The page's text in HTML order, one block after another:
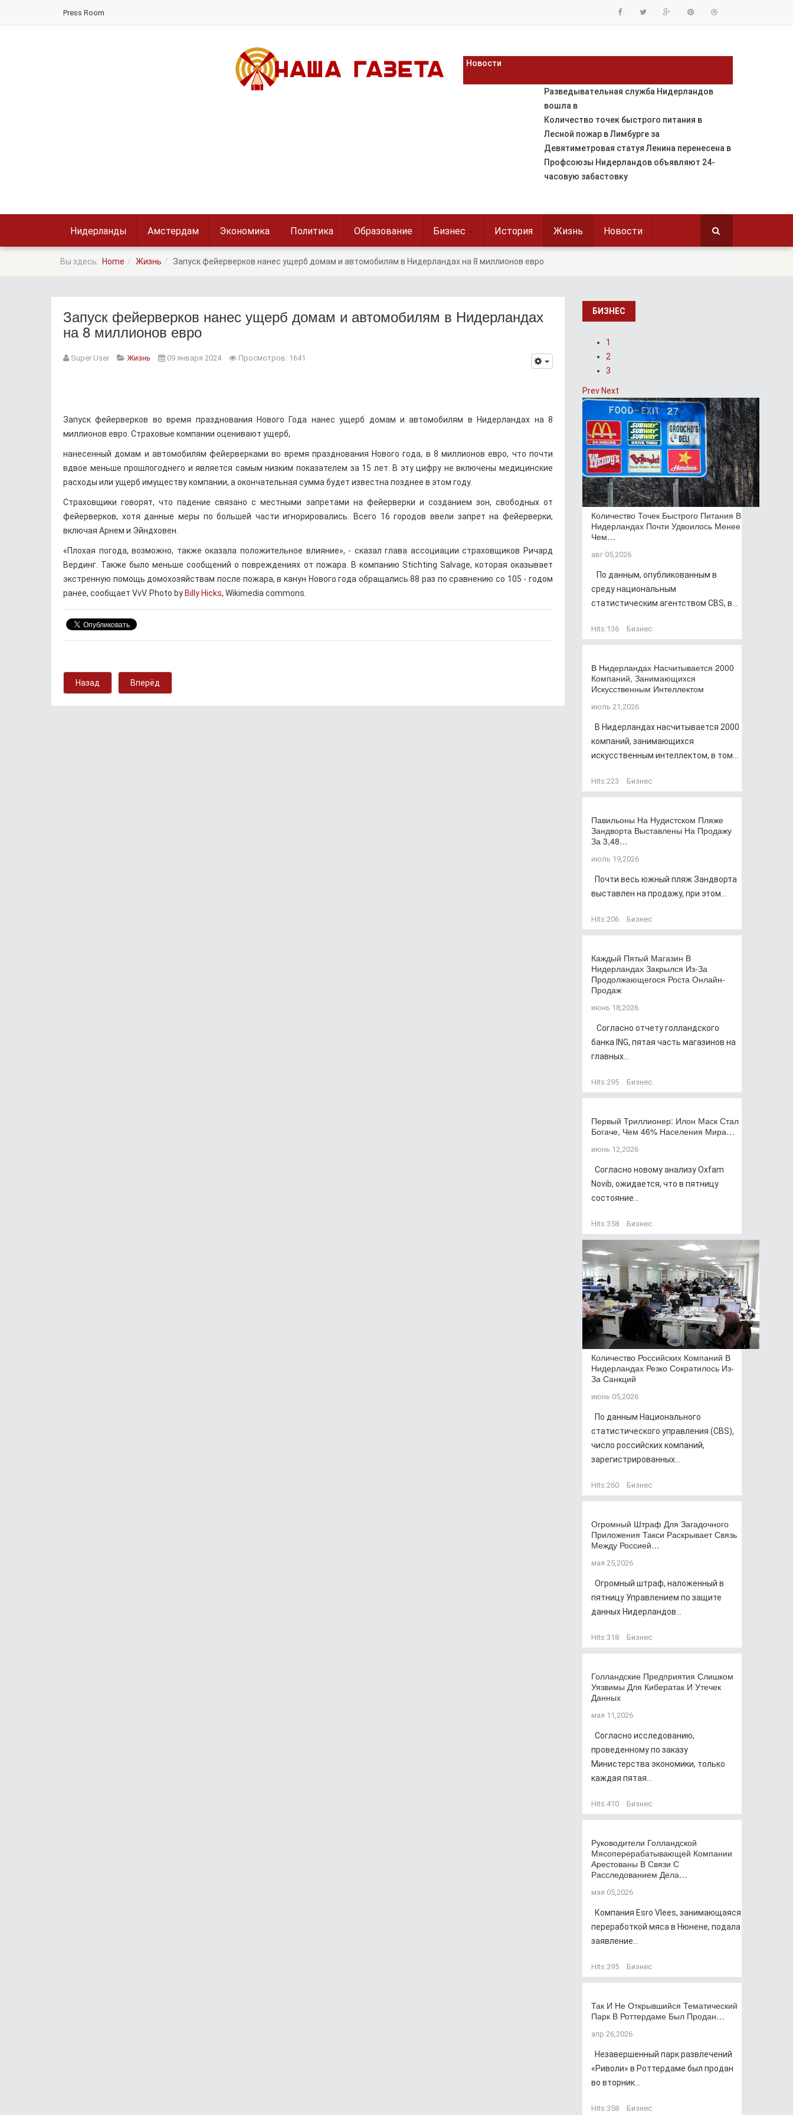
Press Room
Новости
Разведывательная служба Нидерландов
вошла в
Количество точек быстрого питания в
Лесной пожар в Лимбурге за
Девятиметровая статуя Ленина перенесена в
Профсоюзы Нидерландов объявляют 24-
часовую забастовку
Нидерланды Амстердам Экономика Политика Образование Бизнес История Жизнь Новости
Вы здесь: Home Жизнь Запуск фейерверков нанес ущерб домам и автомобилям в Нидерландах на 8 миллионов евро
Запуск фейерверков нанес ущерб домам и автомобилям в Нидерландах
на 8 миллионов евро
Super User Жизнь 09 января 2024 Просмотров: 1641
Запуск фейерверков во время празднования Нового Года нанес ущерб домам и автомобилям в Нидерландах на 8
миллионов евро. Страховые компании оценивают ущерб,
нанесенный домам и автомобилям фейерверками во время празднования Нового года, в 8 миллионов евро, что почти
вдвое меньше прошлогоднего и является самым низким показателем за 15 лет. В эту цифру не включены медицинские
расходы или ущерб имуществу компании, а окончательная сумма будет известна позднее в этом году.
Страховщики говорят, что падение связано с местными запретами на фейерверки и созданием зон, свободных от
фейерверков, хотя данные меры по большей части игнорировались. Всего 16 городов ввели запрет на фейерверки,
включая Арнем и Эйндховен.
«Плохая погода, возможно, также оказала положительное влияние», - сказал глава ассоциации страховщиков Ричард
Вердинг. Также было меньше сообщений о повреждениях от пожара. В компанию Stichting Salvage, которая оказывает
экстренную помощь домохозяйствам после пожара, в канун Нового года обращались 88 раз по сравнению со 105 - годом
ранее, сообщает VvV. Photo by Billy Hicks, Wikimedia commons.
Назад Вперёд
БИЗНЕС
1
2
3
Prev Next
Количество Точек Быстрого Питания В
Нидерландах Почти Удвоилось Менее
Чем…
авг 05,2026
По данным, опубликованным в
среду национальным
статистическим агентством CBS, в...
Hits:136 Бизнес
В Нидерландах Насчитывается 2000
Компаний, Занимающихся
Искусственным Интеллектом
июль 21,2026
В Нидерландах насчитывается 2000
компаний, занимающихся
искусственным интеллектом, в том...
Hits:223 Бизнес
Павильоны На Нудистском Пляже
Зандворта Выставлены На Продажу
За 3,48…
июль 19,2026
Почти весь южный пляж Зандворта
выставлен на продажу, при этом...
Hits:206 Бизнес
Каждый Пятый Магазин В
Нидерландах Закрылся Из-За
Продолжающегося Роста Онлайн-
Продаж
июнь 18,2026
Согласно отчету голландского
банка ING, пятая часть магазинов на
главных...
Hits:295 Бизнес
Первый Триллионер: Илон Маск Стал
Богаче, Чем 46% Населения Мира…
июнь 12,2026
Согласно новому анализу Oxfam
Novib, ожидается, что в пятницу
состояние...
Hits:358 Бизнес
Количество Российских Компаний В
Нидерландах Резко Сократилось Из-
За Санкций
июнь 05,2026
По данным Национального
статистического управления (CBS),
число российских компаний,
зарегистрированных...
Hits:260 Бизнес
Огромный Штраф Для Загадочного
Приложения Такси Раскрывает Связь
Между Россией…
мая 25,2026
Огромный штраф, наложенный в
пятницу Управлением по защите
данных Нидерландов...
Hits:318 Бизнес
Голландские Предприятия Слишком
Уязвимы Для Кибератак И Утечек
Данных
мая 11,2026
Согласно исследованию,
проведенному по заказу
Министерства экономики, только
каждая пятая...
Hits:410 Бизнес
Руководители Голландской
Мясоперерабатывающей Компании
Арестованы В Связи С
Расследованием Дела…
мая 05,2026
Компания Esro Vlees, занимающаяся
переработкой мяса в Нюнене, подала
заявление...
Hits:395 Бизнес
Так И Не Открывшийся Тематический
Парк В Роттердаме Был Продан…
апр 26,2026
Незавершенный парк развлечений
«Риволи» в Роттердаме был продан
во вторник...
Hits:358 Бизнес